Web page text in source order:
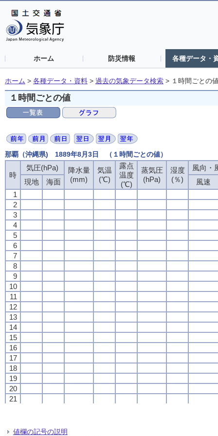
ホーム 防災情報 各種データ・
ホーム > 各種データ・資料 > 過去の気象データ検索 > １時間ごとの
１時間ごとの値
那覇（沖縄県) 1889年8月3日 （１時間ごとの値）
時
気圧(hPa)
降水量
(mm)
気温
(℃)
露点
温度
(℃)
蒸気圧
(hPa)
湿度
(％)
風向・
現地
海面
風速
1
2
3
4
5
6
7
8
9
10
11
12
13
14
15
16
17
18
19
20
21
24
時
気圧(hPa)
降水量
(mm)
気温
(℃)
露点
温度
(℃)
蒸気圧
(hPa)
湿度
(％)
風向・
現地
海面
風速
1
2
3
4
5
6
7
8
9
10
11
12
13
14
15
16
17
18
19
20
21
24
時
気圧(hPa)
降水量
(mm)
気温
(℃)
露点
温度
(℃)
蒸気圧
(hPa)
湿度
(％)
風向・
現地
海面
風速
1
2
3
4
5
6
7
8
9
10
11
12
13
14
15
16
17
18
19
20
21
24
時
気圧(hPa)
降水量
(mm)
気温
(℃)
露点
温度
(℃)
蒸気圧
(hPa)
湿度
(％)
風向・
現地
海面
風速
1
2
3
4
5
6
7
8
9
10
11
12
13
14
15
16
17
18
19
20
21
24
値欄の記号の説明